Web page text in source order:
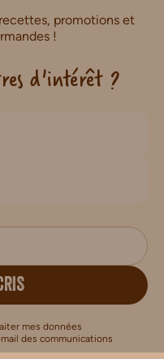
promotions et
!
d'intérêt ?
mes données
des communications